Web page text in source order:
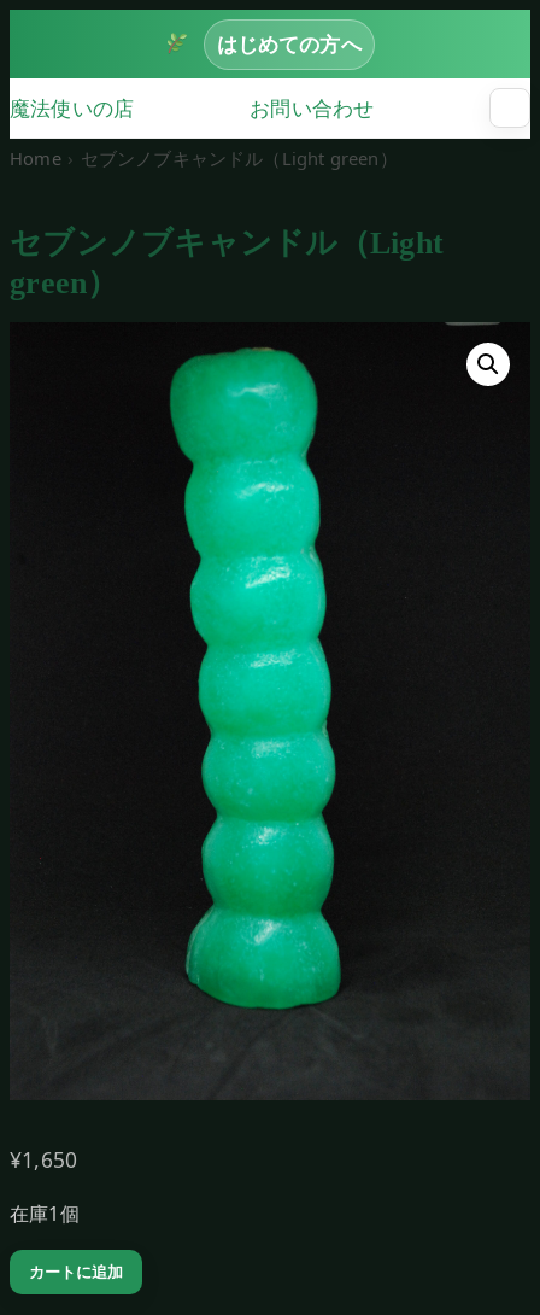
はじめての方へ
魔法使いの店 お問い合わせ
メ
Home セブンノブキャンドル（Light green）
セブンノブキャンドル（Light
green）
¥1,650
在庫1個
セ
ブ
カートに追加